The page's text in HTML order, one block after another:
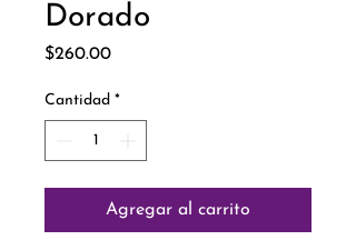
Dorado
$260.00Precio
Cantidad *
Agregar al carrito